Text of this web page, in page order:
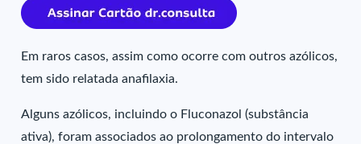
Em raros casos, assim como ocorre com outros azólicos,
tem sido relatada anafilaxia.
Alguns azólicos, incluindo o Fluconazol (substância
ativa), foram associados ao prolongamento do intervalo